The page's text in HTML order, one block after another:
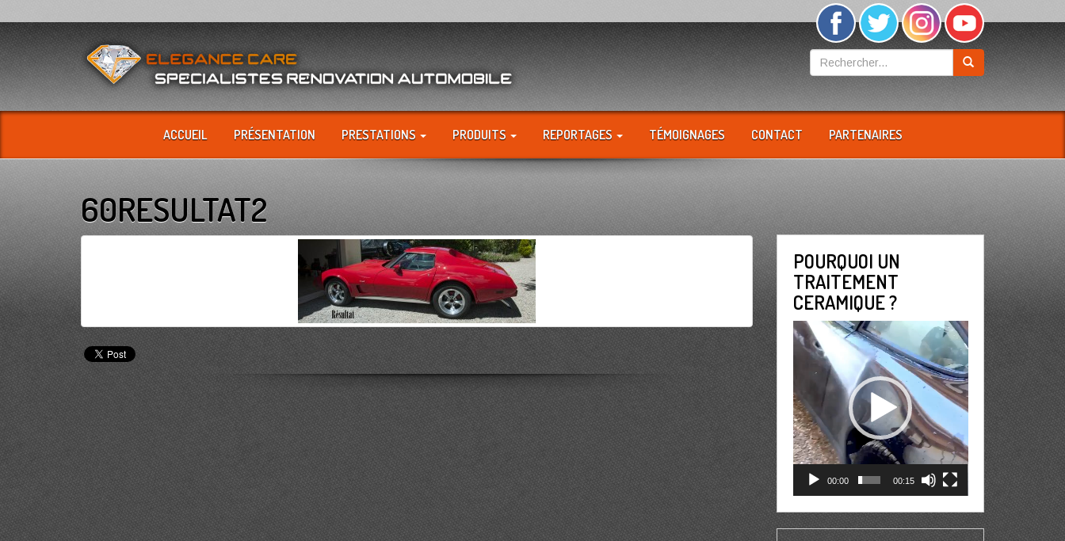
ACCUEIL PRÉSENTATION PRESTATIONS PRODUITS REPORTAGES TÉMOIGNAGES CONTACT PARTENAIRES
60RESULTAT2
POURQUOI UN
TRAITEMENT
CERAMIQUE ?
Lecteur
vidéo
00:00 00:15